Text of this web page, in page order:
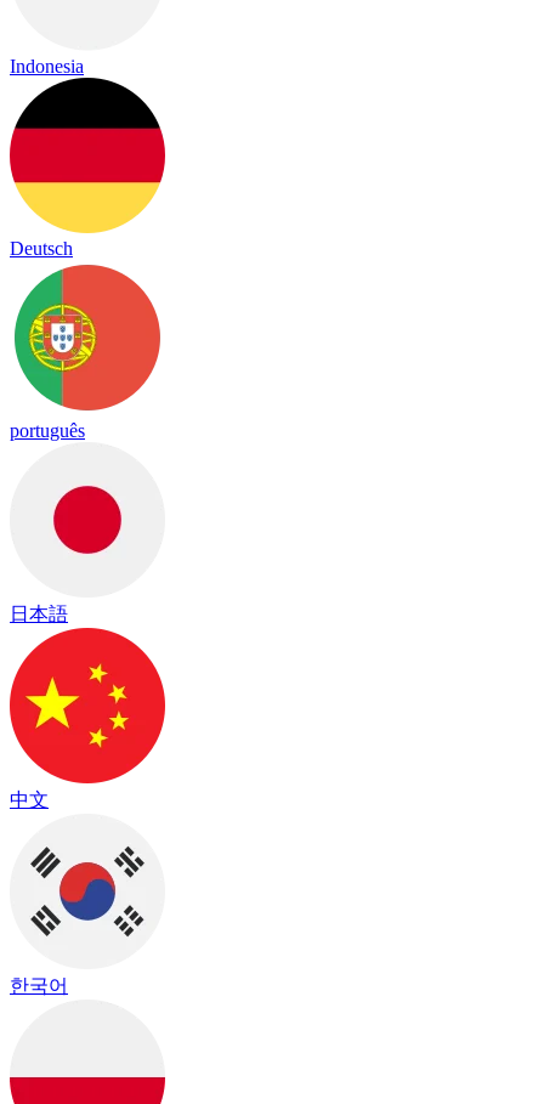
Indonesia
Deutsch
português
日本語
中文
한국어